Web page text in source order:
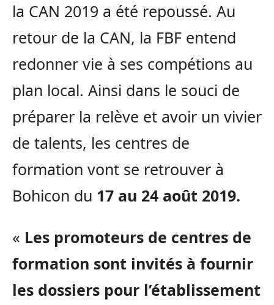
la CAN 2019 a été repoussé. Au
retour de la CAN, la FBF entend
redonner vie à ses compétions au
plan local. Ainsi dans le souci de
préparer la relève et avoir un vivier
de talents, les centres de
formation vont se retrouver à
Bohicon du 17 au 24 août 2019.
« Les promoteurs de centres de
formation sont invités à fournir
les dossiers pour l’établissement